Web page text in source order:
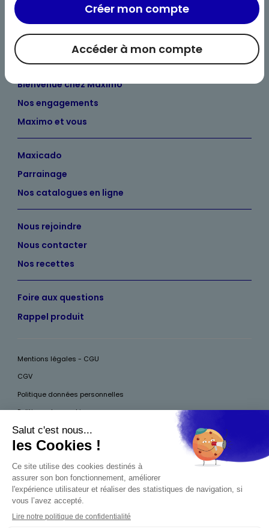
Bienvenue chez Maximo
Nos engagements
Maximo et vous
Maxicado
Parrainage
Nos catalogues en ligne
Nous rejoindre
Nous contacter
Nos recettes
Foire aux questions
Rappel produit
Mentions légales - CGU
CGV
Politique données personnelles
Politique des cookies
Accessibilité
Pour votre santé, mangez au moins cinq fruits et légumes par jour, plus
d’infos surwww.mangerbouger.fr
Accéder à mon compte
Créer mon compte